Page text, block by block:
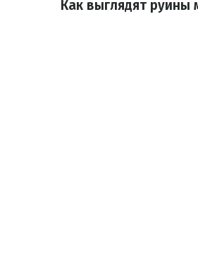
Как выглядят